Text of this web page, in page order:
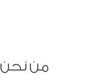
من نحن